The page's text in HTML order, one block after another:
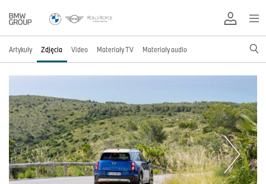
Artykuły Zdjęcia Video Materiały TV Materiały audio